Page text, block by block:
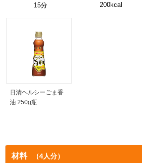
15分 200kcal
日清ヘルシーごま香
油 250g瓶
材料 （4人分）